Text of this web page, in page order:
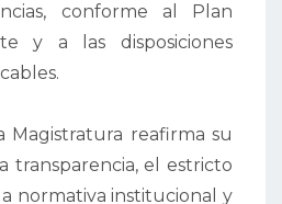
conforme al Plan
y a las disposiciones
Magistratura reafirma su
transparencia, el estricto
normativa institucional y